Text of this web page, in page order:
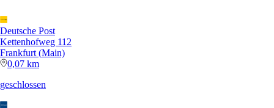
Deutsche Post
Kettenhofweg 112
Frankfurt (Main)
0,07 km
geschlossen